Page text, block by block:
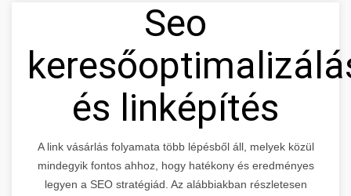
Seo
és linképítés
A link vásárlás folyamata több lépésből áll, melyek közül
mindegyik fontos ahhoz, hogy hatékony és eredményes
legyen a SEO stratégiád. Az alábbiakban részletesen